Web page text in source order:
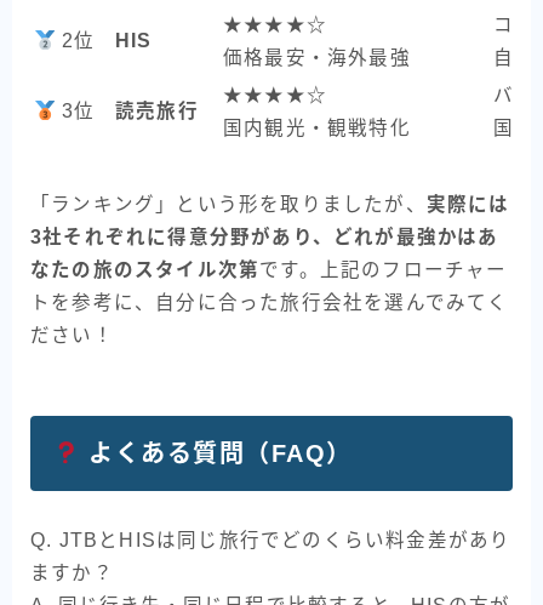
2位 HIS
★★★★☆
価格最安・海外最強
コス
自由
3位 読売旅行
★★★★☆
国内観光・観戦特化
バス
国内
「ランキング」という形を取りましたが、 実際には
3社それぞれに得意分野があり、どれが最強かはあ
なたの旅のスタイル次第です。上記のフローチャー
トを参考に、自分に合った旅行会社を選んでみてく
ださい！
よくある質問（FAQ）
Q. JTBとHISは同じ旅行でどのくらい料金差があり
ますか？